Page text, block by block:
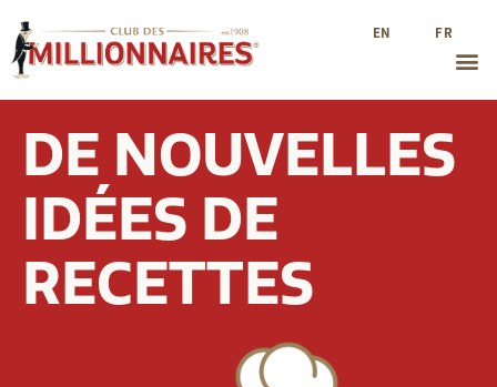
EN FR
DE NOUVELLES
IDÉES DE
RECETTES